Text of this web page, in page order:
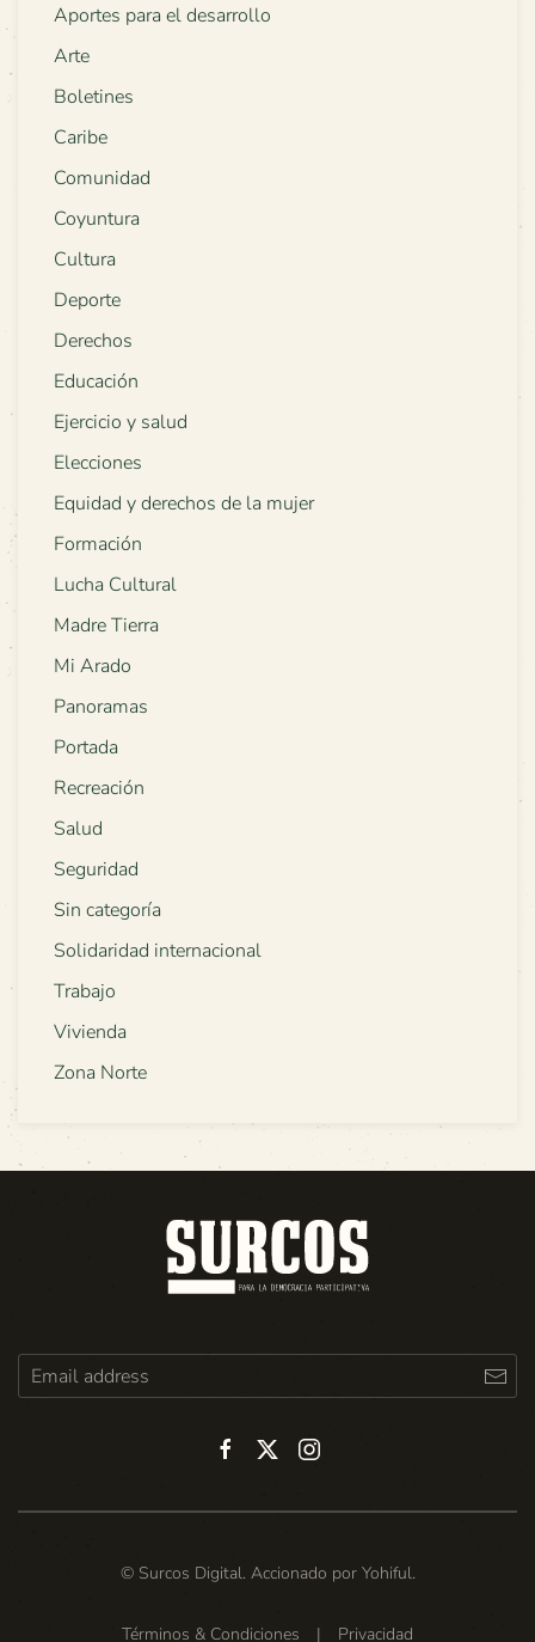
Aportes para el desarrollo
Arte
Boletines
Caribe
Comunidad
Coyuntura
Cultura
Deporte
Derechos
Educación
Ejercicio y salud
Elecciones
Equidad y derechos de la mujer
Formación
Lucha Cultural
Madre Tierra
Mi Arado
Panoramas
Portada
Recreación
Salud
Seguridad
Sin categoría
Solidaridad internacional
Trabajo
Vivienda
Zona Norte
© Surcos Digital. Accionado por Yohiful.
Términos & Condiciones | Privacidad